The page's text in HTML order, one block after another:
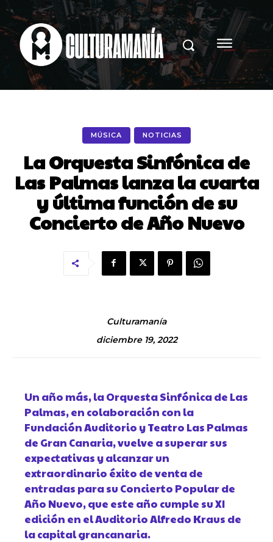
MÚSICA NOTICIAS
La Orquesta Sinfónica de
Las Palmas lanza la cuarta
y última función de su
Concierto de Año Nuevo
Culturamanía
diciembre 19, 2022
Un año más, la Orquesta Sinfónica de Las
Palmas, en colaboración con la
Fundación Auditorio y Teatro Las Palmas
de Gran Canaria, vuelve a superar sus
expectativas y alcanzar un
extraordinario éxito de venta de
entradas para su Concierto Popular de
Año Nuevo, que este año cumple su XI
edición en el Auditorio Alfredo Kraus de
la capital grancanaria.